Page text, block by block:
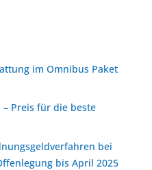
im Omnibus Paket
Preis für die beste
bei
bis April 2025